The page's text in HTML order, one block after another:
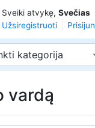
Sveiki atvykę, Svečias
Užsiregistruoti
kategorija
vardą